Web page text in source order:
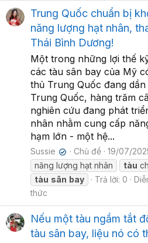
Trung Quốc chuẩn bị
năng lượng hạt nhân,
Thái Bình Dương!
Một trong những lợi thế
các tàu sân bay của Mỹ
thủ Trung Quốc đang
Trung Quốc, hàng trăm
nghiên cứu đang phát
nhân nhằm cung cấp
hạm lớn - một hệ...
Sussie ✔ Chủ đề 19/07/
năng lượng hạt nhân
tàu
tàu sân bay Trả lời: 0
thức
Nếu một tàu ngầm tắt
tàu sân bay, liệu nó có